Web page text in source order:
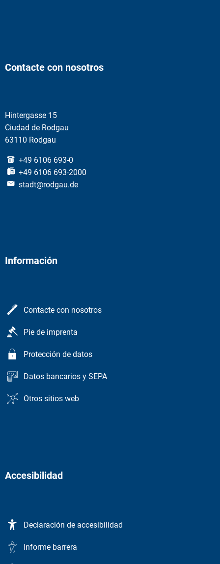
Contacte con nosotros
Hintergasse 15
Ciudad de Rodgau
63110 Rodgau
+49 6106 693-0
+49 6106 693-2000
stadt@rodgau.de
Información
Contacte con nosotros
Pie de imprenta
Protección de datos
Datos bancarios y SEPA
Otros sitios web
Accesibilidad
Declaración de accesibilidad
Informe barrera